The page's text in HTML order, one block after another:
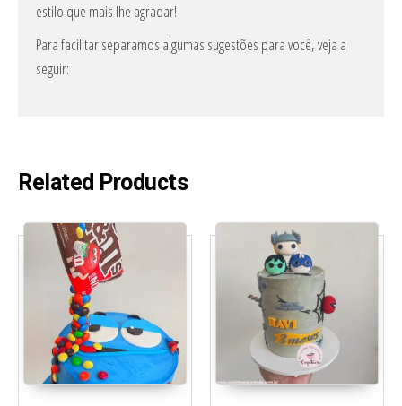
Related Products
estilo que mais lhe agradar!
Para facilitar separamos algumas sugestões para você, veja a
seguir: